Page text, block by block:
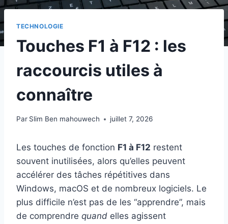
TECHNOLOGIE
Touches F1 à F12 : les
raccourcis utiles à
connaître
Par Slim Ben mahouwech juillet 7, 2026
Les touches de fonction F1 à F12 restent
souvent inutilisées, alors qu’elles peuvent
accélérer des tâches répétitives dans
Windows, macOS et de nombreux logiciels. Le
plus difficile n’est pas de les “apprendre”, mais
de comprendre quand elles agissent